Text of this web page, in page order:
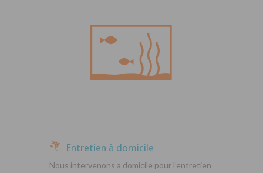
Entretien à domicile
Nous intervenons a domicile pour l’entretien